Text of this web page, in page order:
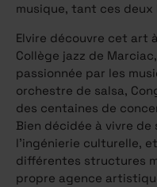
musique, tant ces
Elvire découvre cet art
Collège jazz de
passionnée par les
orchestre de salsa,
des centaines de
Bien décidée à vivre de
l’ingénierie culturelle,
différentes structures
propre agence